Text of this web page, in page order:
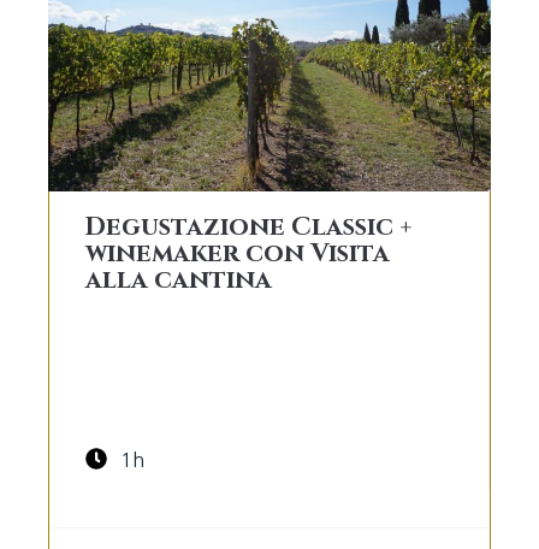
Degustazione Classic +
winemaker con Visita
alla cantina
1h